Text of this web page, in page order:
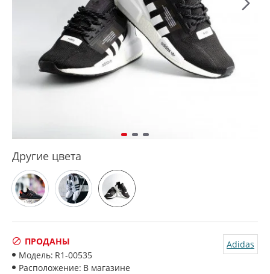
ПРОДАНЫ
Модель: R1-00535
Расположение: В магазине
Adidas
Другие цвета